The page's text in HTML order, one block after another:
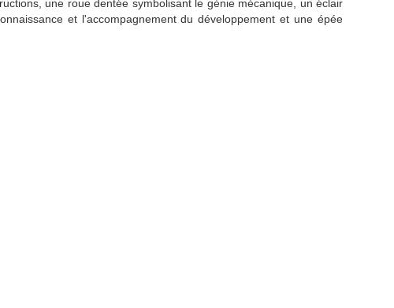
une roue dentée symbolisant le génie mécanique, un éclair
et l'accompagnement du développement et une épée